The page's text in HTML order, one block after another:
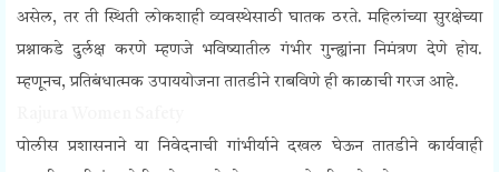
असेल, तर ती स्थिती लोकशाही व्यवस्थेसाठी घातक ठरते. महिलांच्या सुरक्षेच्या
प्रश्नाकडे दुर्लक्ष करणे म्हणजे भविष्यातील गंभीर गुन्ह्यांना निमंत्रण देणे होय.
म्हणूनच, प्रतिबंधात्मक उपाययोजना तातडीने राबविणे ही काळाची गरज आहे.
पोलीस प्रशासनाने या निवेदनाची गांभीर्याने दखल घेऊन तातडीने कार्यवाही